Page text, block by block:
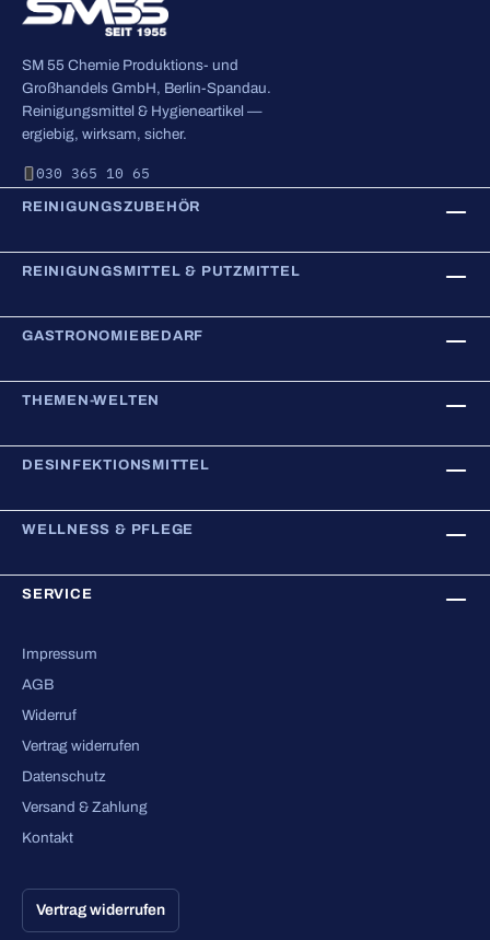
SM 55 Chemie Produktions- und
Großhandels GmbH, Berlin-Spandau.
Reinigungsmittel & Hygieneartikel —
ergiebig, wirksam, sicher.
030 365 10 65
REINIGUNGSZUBEHÖR
REINIGUNGSMITTEL & PUTZMITTEL
GASTRONOMIEBEDARF
THEMEN-WELTEN
DESINFEKTIONSMITTEL
WELLNESS & PFLEGE
SERVICE
Impressum
AGB
Widerruf
Vertrag widerrufen
Datenschutz
Versand & Zahlung
Kontakt
Vertrag widerrufen